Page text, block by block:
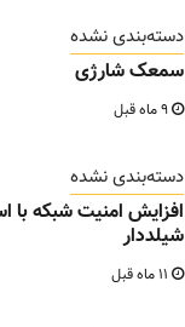
دسته‌بندی نشده
سمعک شارژی
دسته‌بندی نشده
افزایش امنیت شبکه با
شیلددار